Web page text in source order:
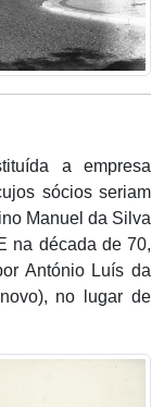
a empresa
sócios seriam
Manuel da Silva
na década de 70,
António Luís da
no lugar de